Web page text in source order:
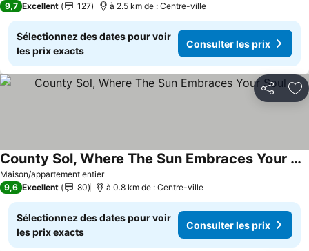
9,7 Excellent 127 à 2.5 km de : Centre-ville
Sélectionnez des dates pour voir
les prix exacts
Consulter les prix
Partager
Maison/appartement entier
County Sol, Where The Sun Embraces Your Soul
Consulter les prix
9,6 Excellent 80 à 0.8 km de : Centre-ville
Sélectionnez des dates pour voir
les prix exacts
Consulter les prix